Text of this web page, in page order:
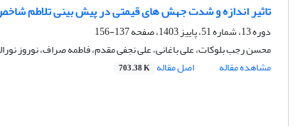
تاثیر اندازه و شدت جهش های قیمتی در پیش بینی تلاطم
دوره 13، شماره 51، پاییز 1403، صفحه
137-156
محسن رجب بلوکات، علی باغانی، علی نجفی مقدم، فاطمه صراف، نوروز
مشاهده مقاله
اصل مقاله 703.38 K